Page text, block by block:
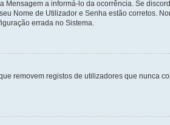
a informá-lo da ocorrência. Se
Nome de Utilizador e Senha estão corretos.
errada no Sistema.
removem registos de utilizadores que nunca